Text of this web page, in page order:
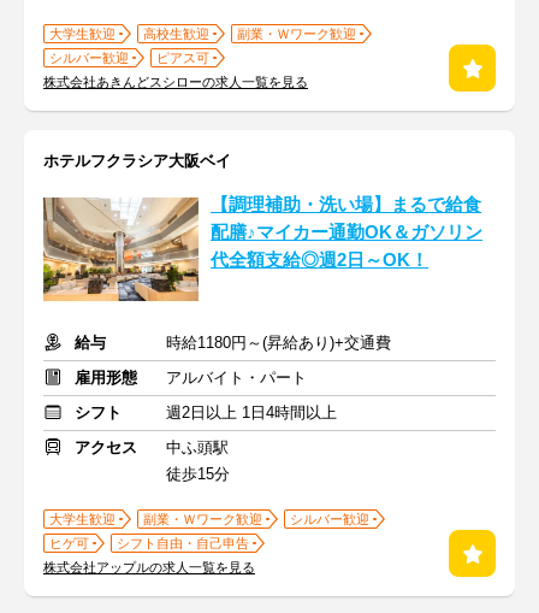
大学生歓迎 高校生歓迎
副業・Ｗワーク歓迎
シルバー歓迎
ピアス可
株式会社あきんどスシローの求人一覧を見る
ホテルフクラシア大阪ベイ
【調理補助・洗い場】まるで給食
配膳♪マイカー通勤OK＆ガソリン
代全額支給◎週2日～OK！
給与
時給1180円～(昇給あり)+交通費
雇用形態
アルバイト・パート
シフト
週2日以上 1日4時間以上
アクセス
中ふ頭駅
徒歩15分
大学生歓迎 副業・Ｗワーク歓迎
シルバー歓迎
ヒゲ可
シフト自由・自己申告
株式会社アップルの求人一覧を見る